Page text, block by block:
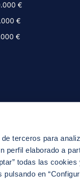
terceros para
perfil elaborado a
todas las
en
€
€
€